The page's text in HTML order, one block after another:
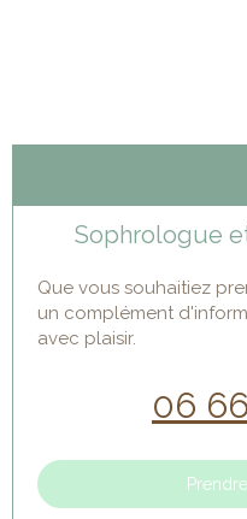
Sophrologue
Que vous souhaitiez
un complément
avec plaisir.
06